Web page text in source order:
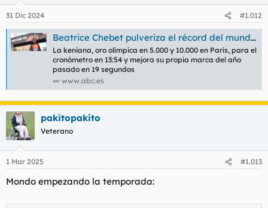
31 Dic 2024 #1.012
Beatrice Chebet pulveriza el récord del mundo de 5.000: primera mujer en bajar de los 14 minutos
La keniana, oro olímpica en 5.000 y 10.000 en París, para el
cronómetro en 13:54 y mejora su propia marca del año
pasado en 19 segundos
www.abc.es
pakitopakito
Veterano
1 Mar 2025 #1.013
Mondo empezando la temporada: